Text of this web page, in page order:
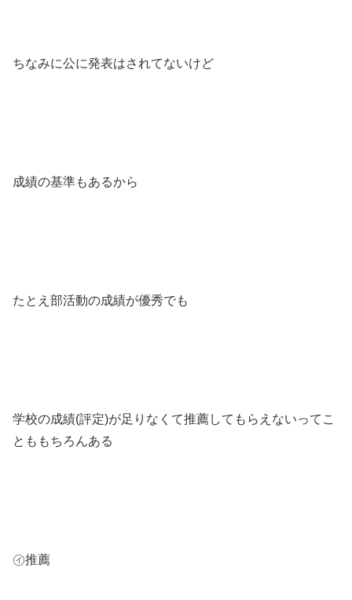
ちなみに公に発表はされてないけど
成績の基準もあるから
たとえ部活動の成績が優秀でも
学校の成績(評定)が足りなくて推薦してもらえないってこ
とももちろんある
㋑推薦